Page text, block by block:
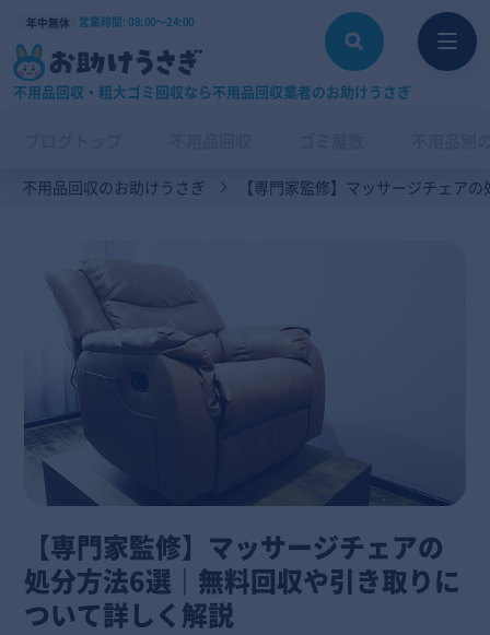
年中無休 営業時間: 08:00〜24:00
不用品回収・粗大ゴミ回収なら不用品回収業者のお助けうさぎ
不用品回収のお助けうさぎ 【専門家監修】マッサージチェア
【専門家監修】マッサージチェアの
処分方法6選｜無料回収や引き取りに
ついて詳しく解説